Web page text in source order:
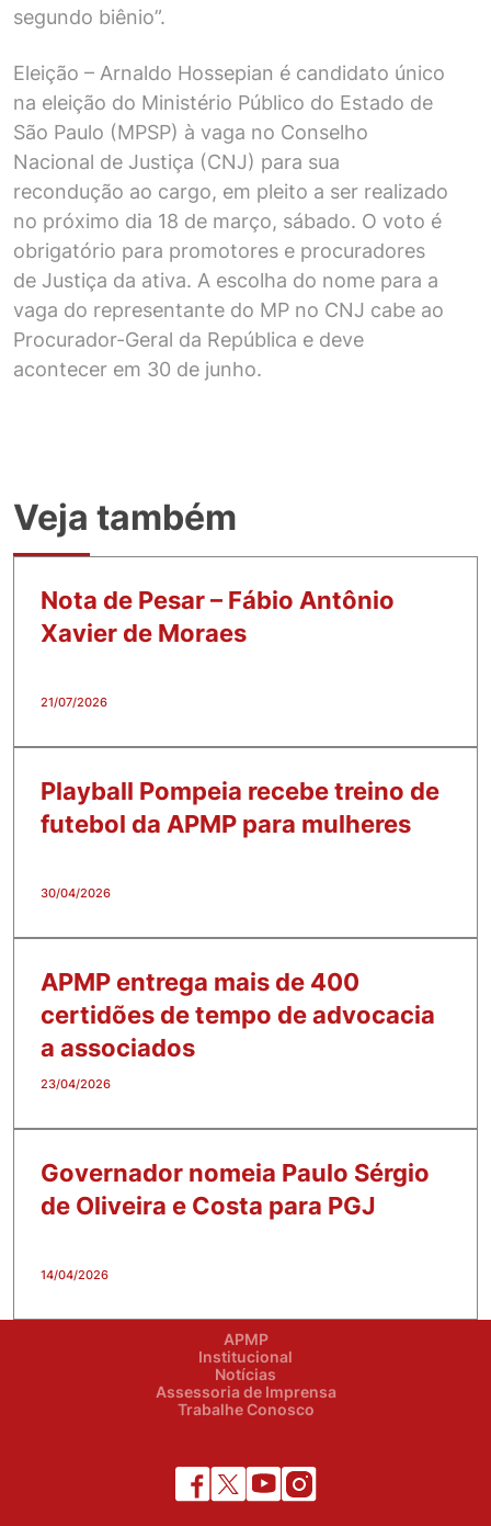
segundo biênio”.
Eleição – Arnaldo Hossepian é candidato único
na eleição do Ministério Público do Estado de
São Paulo (MPSP) à vaga no Conselho
Nacional de Justiça (CNJ) para sua
recondução ao cargo, em pleito a ser realizado
no próximo dia 18 de março, sábado. O voto é
obrigatório para promotores e procuradores
de Justiça da ativa. A escolha do nome para a
vaga do representante do MP no CNJ cabe ao
Procurador-Geral da República e deve
acontecer em 30 de junho.
Veja também
Nota de Pesar – Fábio Antônio
Xavier de Moraes
21/07/2026
Playball Pompeia recebe treino de
futebol da APMP para mulheres
30/04/2026
APMP entrega mais de 400
certidões de tempo de advocacia
a associados
23/04/2026
Governador nomeia Paulo Sérgio
de Oliveira e Costa para PGJ
14/04/2026
APMP
Institucional
Notícias
Assessoria de Imprensa
Trabalhe Conosco